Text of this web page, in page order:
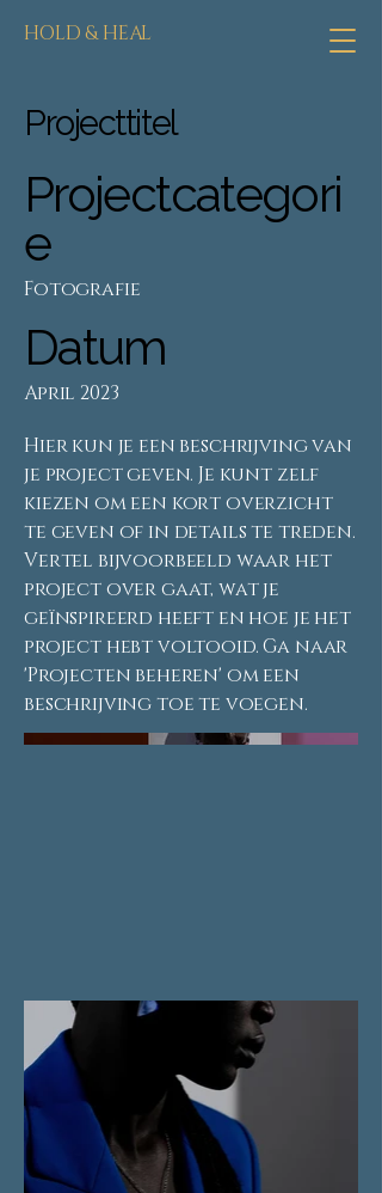
HOLD & HEAL
Projecttitel
Projectcategori
e
Fotografie
Datum
April 2023
Hier kun je een beschrijving van
je project geven. Je kunt zelf
kiezen om een kort overzicht
te geven of in details te treden.
Vertel bijvoorbeeld waar het
project over gaat, wat je
geïnspireerd heeft en hoe je het
project hebt voltooid. Ga naar
'Projecten beheren' om een
beschrijving toe te voegen.